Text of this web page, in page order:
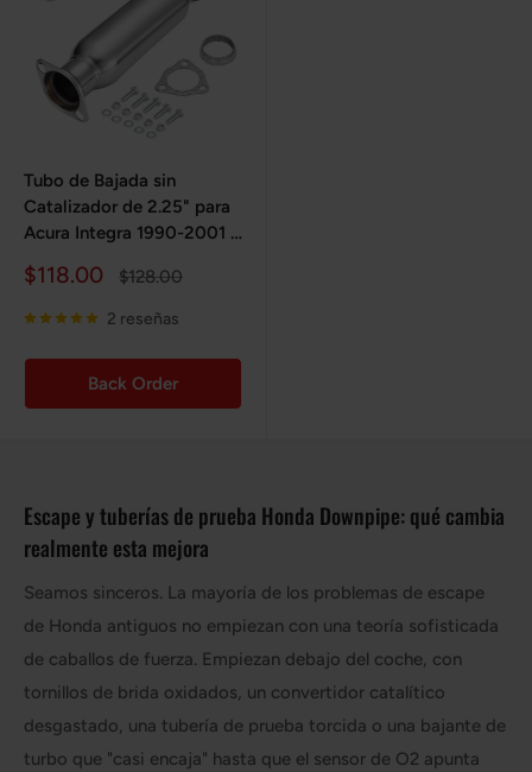
Tubo de Bajada sin
Catalizador de 2.25" para
Acura Integra 1990-2001 /
CRX 1988-1991 / Del Sol
1993-1997
Precio
venta
$118.00
Precio
$128.00
2 reseñas
Back Order
Escape y tuberías de prueba Honda Downpipe: qué cambia
realmente esta mejora
Seamos sinceros. La mayoría de los problemas de escape
de Honda antiguos no empiezan con una teoría sofisticada
de caballos de fuerza. Empiezan debajo del coche, con
tornillos de brida oxidados, un convertidor catalítico
desgastado, una tubería de prueba torcida o una bajante de
turbo que "casi encaja" hasta que el sensor de O2 apunta